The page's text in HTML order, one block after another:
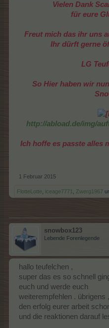
Vielen Dank
für eure
Freut mich das ihr uns
Ihr dürft gerne
LG
So Hier haben wir
http://abload.de/img/
Ich hoffe es passte alles
1 Februar 2015
FlotteLotte iceage7771 Zwerg1967
snowbox123
Lebende Forenlegende
hallo teufelchen ,
super das es so schnell
euch und werde euch
weiterempfehlen . übrigens
den erfolg eurer arbeit
und die reaktionen darauf